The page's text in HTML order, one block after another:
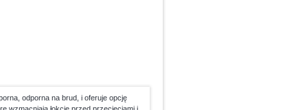
odporna na brud, i oferuje opcję